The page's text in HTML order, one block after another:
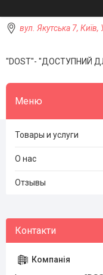
вул. Якутська 7, Київ,
"DOST"- "ДОСТУПНИЙ
Товары и услуги
О нас
Отзывы